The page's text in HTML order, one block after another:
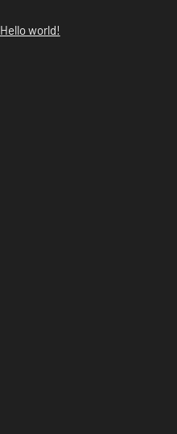
Hello world!